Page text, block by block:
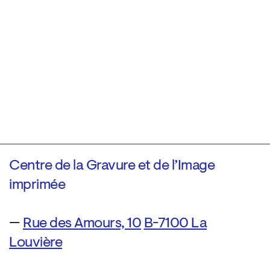
Centre de la Gravure et de l’Image
imprimée
— Rue des Amours, 10 B-7100 La
Louvière